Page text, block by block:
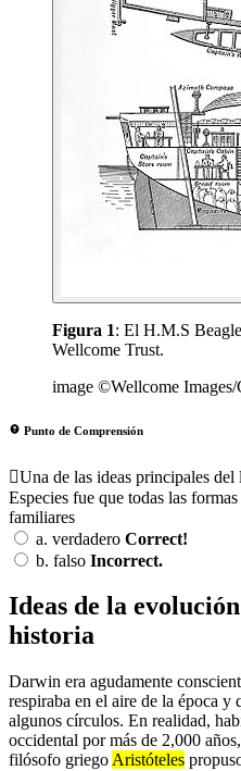
Figura 1: El H.M.S
Wellcome Trust.
image ©Wellcome
Punto de Comprensión
Una de las ideas principales
Especies fue que todas las
familiares
a. verdadero Correct!
b. falso Incorrect.
Ideas de la
historia
Darwin era agudamente
respiraba en el aire de la época y
algunos círculos. En realidad,
occidental por más de 2,000
filósofo griego Aristóteles